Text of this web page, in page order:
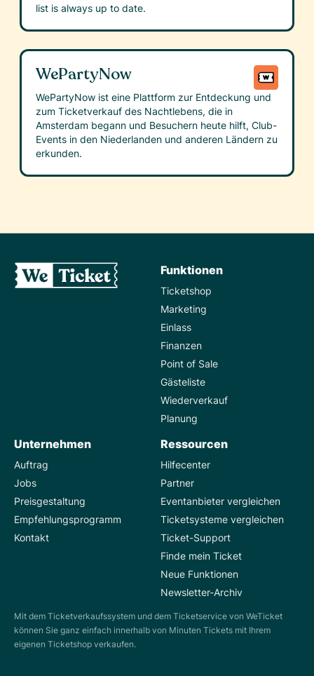
list is always up to date.
WePartyNow
WePartyNow ist eine Plattform zur Entdeckung und
zum Ticketverkauf des Nachtlebens, die in
Amsterdam begann und Besuchern heute hilft, Club-
Events in den Niederlanden und anderen Ländern zu
erkunden.
Funktionen
Ticketshop
Marketing
Einlass
Finanzen
Point of Sale
Gästeliste
Wiederverkauf
Planung
Unternehmen
Auftrag
Jobs
Preisgestaltung
Empfehlungsprogramm
Kontakt
Ressourcen
Hilfecenter
Partner
Eventanbieter vergleichen
Ticketsysteme vergleichen
Ticket-Support
Finde mein Ticket
Neue Funktionen
Newsletter-Archiv
Mit dem Ticketverkaufssystem und dem Ticketservice von WeTicket
können Sie ganz einfach innerhalb von Minuten Tickets mit Ihrem
eigenen Ticketshop verkaufen.